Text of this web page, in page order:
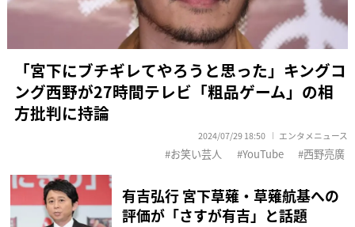
「宮下にブチギレてやろうと思った」キングコ
ング西野が27時間テレビ「粗品ゲーム」の相
方批判に持論
2024/07/29 18:50 エンタメニュース
お笑い芸人 YouTube 西野亮廣
有吉弘行 宮下草薙・草薙航基への
評価が「さすが有吉」と話題